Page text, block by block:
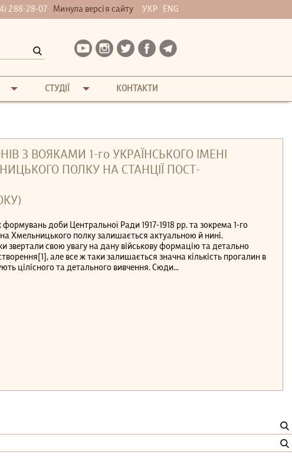
288-28-07 Минула версія сайту УКР ENG
СТУДІЇ КОНТАКТИ
З ВОЯКАМИ 1-го УКРАЇНСЬКОГО ІМЕНІ
ПОЛКУ НА СТАНЦІЇ ПОСТ-
доби Центральної Ради 1917-1918 рр. та зокрема 1-го
Хмельницького полку залишається актуальною й нині.
звертали свою увагу на дану військову формацію та детально
але все ж таки залишається значна кількість прогалин в
цілісного та детального вивчення. Сюди...